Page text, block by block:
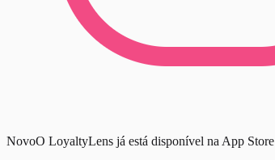
NovoO LoyaltyLens já está disponível na App Store